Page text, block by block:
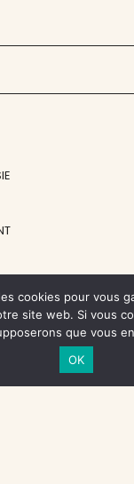
LIVRE
cookies pour vous
site web. Si vous
que vous
OK